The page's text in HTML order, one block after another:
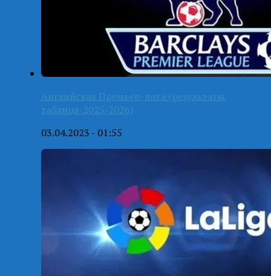
Английская Премьер-лига (результаты,
таблица-2025/2026)
03.04.2023 - 01:55